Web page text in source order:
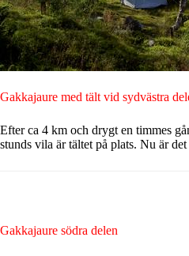
Gakkajaure med tält vid sydvästra
Efter ca 4 km och drygt en timmes
stunds vila är tältet på plats. Nu är
Gakkajaure södra delen